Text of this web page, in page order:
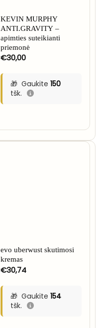
KEVIN MURPHY
ANTI.GRAVITY –
apimties suteikianti
priemonė
€30,00
Gaukite 150
tšk.
evo uberwust skutimosi
kremas
€30,74
Gaukite 154
tšk.